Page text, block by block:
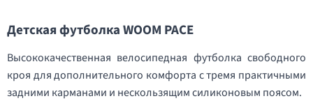
Детская футболка WOOM PACE
Высококачественная велосипедная футболка свободного
кроя для дополнительного комфорта с тремя практичными
задними карманами и нескользящим силиконовым поясом.